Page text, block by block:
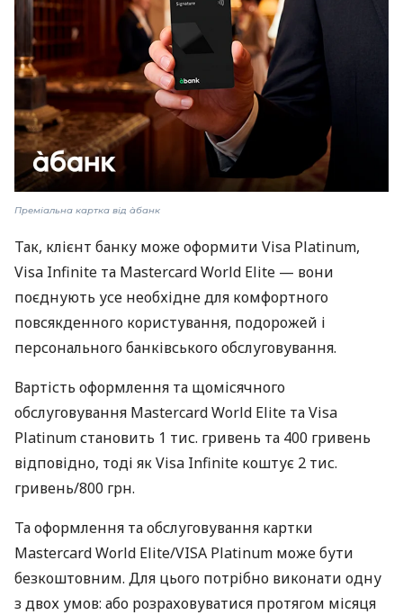
Преміальна картка від àбанк
Так, клієнт банку може оформити Visa Platinum,
Visa Infinite та Mastercard World Elite — вони
поєднують усе необхідне для комфортного
повсякденного користування, подорожей і
персонального банківського обслуговування.
Вартість оформлення та щомісячного
обслуговування Mastercard World Elite та Visa
Platinum становить 1 тис. гривень та 400 гривень
відповідно, тоді як Visa Infinite коштує 2 тис.
гривень/800 грн.
Та оформлення та обслуговування картки
Mastercard World Elite/VISA Platinum може бути
безкоштовним. Для цього потрібно виконати одну
з двох умов: або розраховуватися протягом місяця